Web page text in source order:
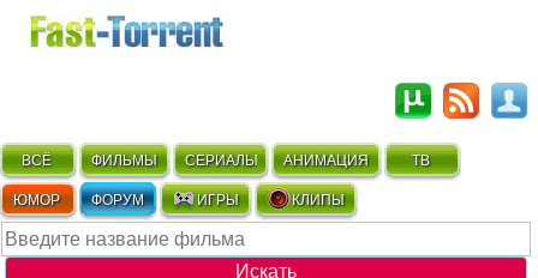
ВСЁ ФИЛЬМЫ СЕРИАЛЫ АНИМАЦИЯ ТВ
ЮМОР ФОРУМ ИГРЫ КЛИПЫ